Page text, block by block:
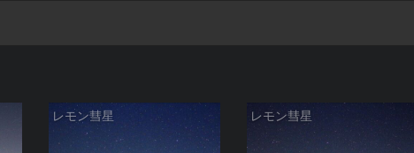
レモン彗星 レモン彗星